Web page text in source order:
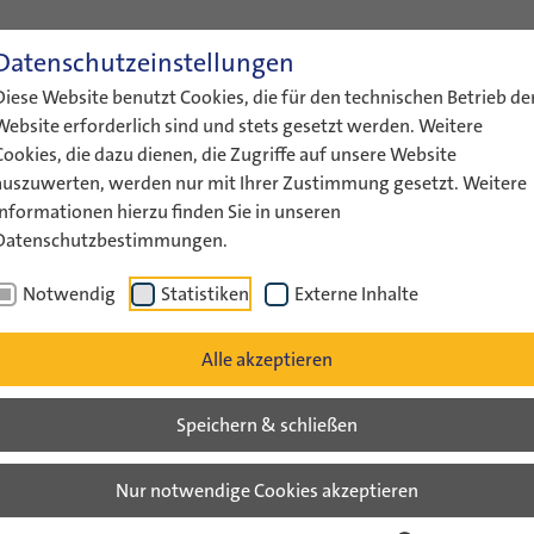
Website benutzt Cookies, die für den technischen Betrieb
erforderlich sind und stets gesetzt werden. Weitere
die dazu dienen, die Zugriffe auf unsere Website
werden nur mit Ihrer Zustimmung gesetzt. Weitere
hierzu finden Sie in unseren
Notwendig Statistiken Externe Inhalte
Alle akzeptieren
Speichern & schließen
Nur notwendige Cookies akzeptieren
ENGLISH LEICHTE SPRACHE
ÜBER UNS AKTUELLES FÖRDERUNG
in
Jugendwerk und der
führt IJAB im
Sprachanimation durch – diesmal